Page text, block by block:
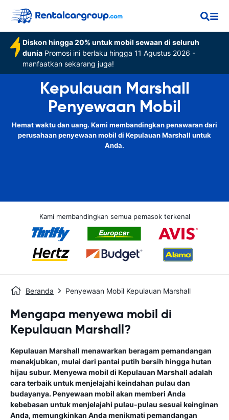
Diskon hingga 20% untuk mobil sewaan di seluruh
dunia Promosi ini berlaku hingga 11 Agustus 2026 -
manfaatkan sekarang juga!
Kepulauan Marshall
Penyewaan Mobil
Hemat waktu dan uang. Kami membandingkan penawaran dari
perusahaan penyewaan mobil di Kepulauan Marshall untuk
Anda.
Kami membandingkan semua pemasok terkenal
Beranda Penyewaan Mobil Kepulauan Marshall
Mengapa menyewa mobil di
Kepulauan Marshall?
Kepulauan Marshall menawarkan beragam pemandangan
menakjubkan, mulai dari pantai putih bersih hingga hutan
hijau subur. Menyewa mobil di Kepulauan Marshall adalah
cara terbaik untuk menjelajahi keindahan pulau dan
budayanya. Penyewaan mobil akan memberi Anda
kebebasan untuk menjelajahi pulau-pulau sesuai keinginan
Anda, memungkinkan Anda menikmati pemandangan